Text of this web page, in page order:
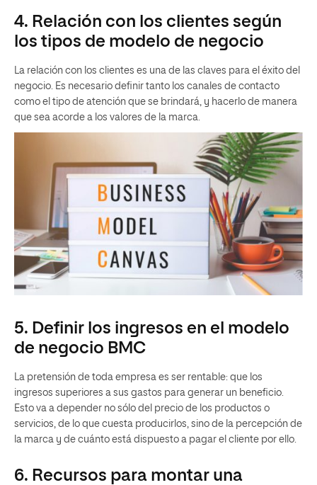
4. Relación con los clientes según
los tipos de modelo de negocio
La relación con los clientes es una de las claves para el éxito del
negocio. Es necesario definir tanto los canales de contacto
como el tipo de atención que se brindará, y hacerlo de manera
que sea acorde a los valores de la marca.
5. Definir los ingresos en el modelo
de negocio BMC
La pretensión de toda empresa es ser rentable: que los
ingresos superiores a sus gastos para generar un beneficio.
Esto va a depender no sólo del precio de los productos o
servicios, de lo que cuesta producirlos, sino de la percepción de
la marca y de cuánto está dispuesto a pagar el cliente por ello.
6. Recursos para montar una